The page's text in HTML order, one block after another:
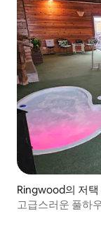
Ringwood의 저택
고급스러운 풀하